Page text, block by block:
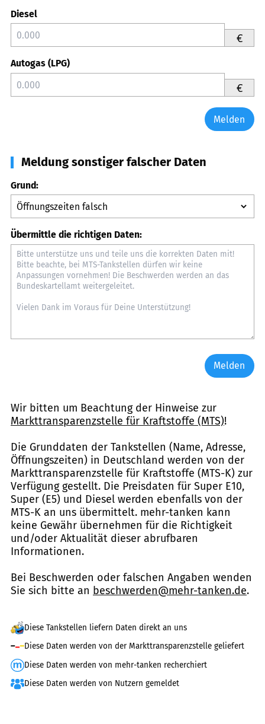
Diesel
€
Autogas (LPG)
€
Melden
Meldung sonstiger falscher Daten
Grund:
Übermittle die richtigen Daten:
Melden
Wir bitten um Beachtung der Hinweise zur
Markttransparenzstelle für Kraftstoffe (MTS)!
Die Grunddaten der Tankstellen (Name, Adresse,
Öffnungszeiten) in Deutschland werden von der
Markttransparenzstelle für Kraftstoffe (MTS-K) zur
Verfügung gestellt. Die Preisdaten für Super E10,
Super (E5) und Diesel werden ebenfalls von der
MTS-K an uns übermittelt. mehr-tanken kann
keine Gewähr übernehmen für die Richtigkeit
und/oder Aktualität dieser abrufbaren
Informationen.
Bei Beschwerden oder falschen Angaben wenden
Sie sich bitte an beschwerden@mehr-tanken.de.
Diese Tankstellen liefern Daten direkt an uns
Diese Daten werden von der Markttransparenzstelle geliefert
Diese Daten werden von mehr-tanken recherchiert
Diese Daten werden von Nutzern gemeldet